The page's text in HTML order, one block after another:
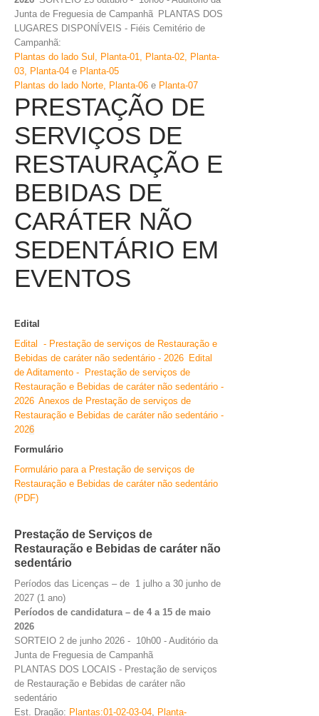
Junta de Freguesia de Campanhã PLANTAS DOS
LUGARES DISPONÍVEIS - Fiéis Cemitério de
Campanhã:
Plantas do lado Sul, Planta-01, Planta-02, Planta-
03, Planta-04 e Planta-05
Plantas do lado Norte, Planta-06 e Planta-07
PRESTAÇÃO DE
SERVIÇOS DE
RESTAURAÇÃO E
BEBIDAS DE
CARÁTER NÃO
SEDENTÁRIO EM
EVENTOS
Edital
Edital - Prestação de serviços de Restauração e
Bebidas de caráter não sedentário - 2026 Edital
de Aditamento - Prestação de serviços de
Restauração e Bebidas de caráter não sedentário -
2026 Anexos de Prestação de serviços de
Restauração e Bebidas de caráter não sedentário -
2026
Formulário
Formulário para a Prestação de serviços de
Restauração e Bebidas de caráter não sedentário
(PDF)
Prestação de Serviços de
Restauração e Bebidas de caráter não
sedentário
Períodos das Licenças – de 1 julho a 30 junho de
2027 (1 ano)
Períodos de candidatura – de 4 a 15 de maio
2026
SORTEIO 2 de junho 2026 - 10h00 - Auditório da
Junta de Freguesia de Campanhã
PLANTAS DOS LOCAIS - Prestação de serviços
de Restauração e Bebidas de caráter não
sedentário
Est. Dragão: Plantas:01-02-03-04, Planta-